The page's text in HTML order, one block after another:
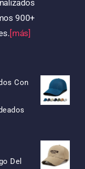
900+
[más]
Con
Del